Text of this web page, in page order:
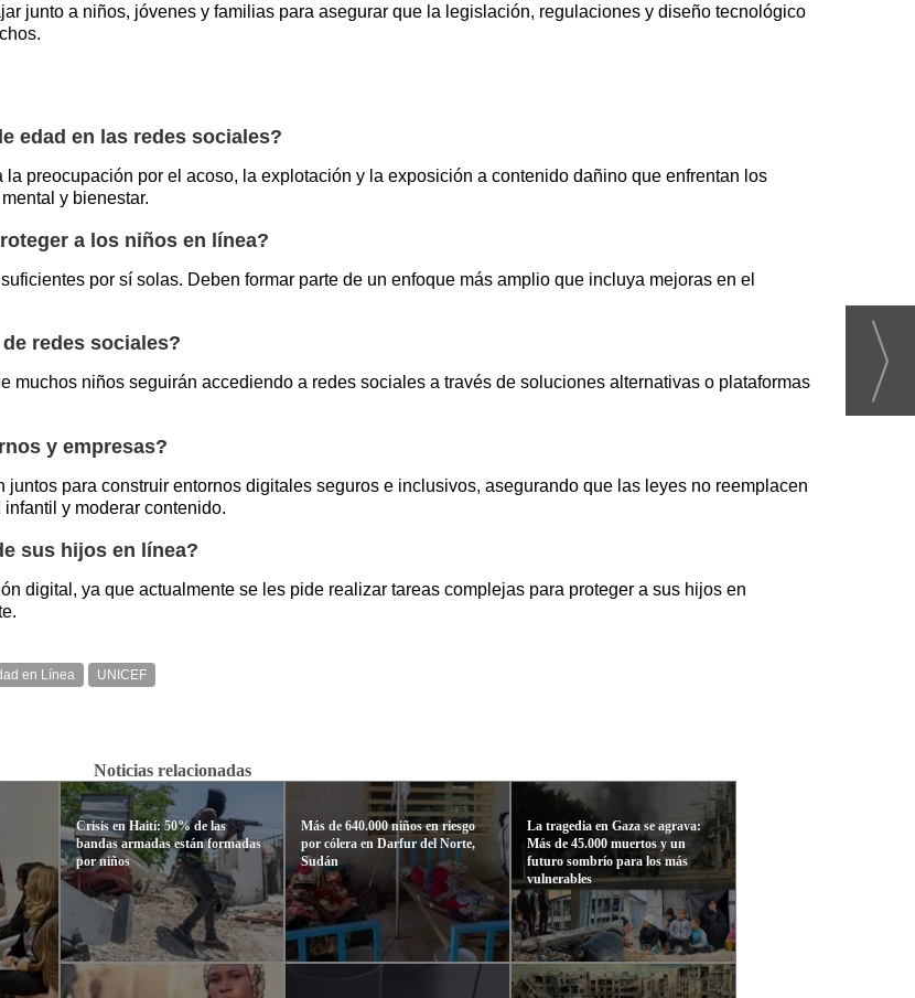
junto a niños, jóvenes y familias para asegurar que la legislación, regulaciones y diseño tecnológico
edad en las redes sociales?
preocupación por el acoso, la explotación y la exposición a contenido dañino que enfrentan los
y bienestar.
a los niños en línea?
por sí solas. Deben formar parte de un enfoque más amplio que incluya mejoras en el
redes sociales?
muchos niños seguirán accediendo a redes sociales a través de soluciones alternativas o plataformas
y empresas?
para construir entornos digitales seguros e inclusivos, asegurando que las leyes no reemplacen
y moderar contenido.
sus hijos en línea?
digital, ya que actualmente se les pide realizar tareas complejas para proteger a sus hijos en
en Línea UNICEF
Noticias relacionadas
Crisis en Haití: 50% de las
bandas armadas están formadas
por niños
Más de 640.000 niños en riesgo
por cólera en Darfur del Norte,
Sudán
La tragedia en Gaza se agrava:
Más de 45.000 muertos y un
futuro sombrío para los más
vulnerables